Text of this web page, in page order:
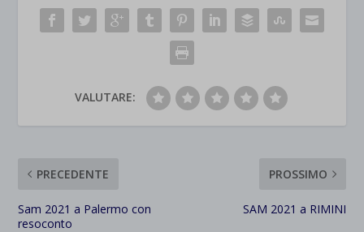
VALUTARE:
PRECEDENTE
Sam 2021 a Palermo con
resoconto
PROSSIMO
SAM 2021 a RIMINI